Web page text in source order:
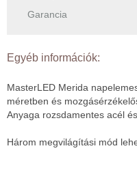
Garancia
Egyéb információk:
MasterLED Merida
méretben és
Anyaga rozsdamentes acél
Három megvilágítási mód